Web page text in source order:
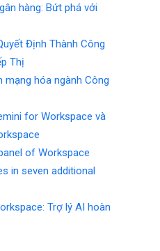
hàng: Bứt phá với
Định Thành Công
Thị
mạng hóa ngành Công
for Workspace và
of Workspace
in seven additional
Trợ lý AI hoàn